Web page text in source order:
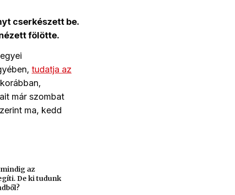
cserkészett be.
fölötte.
tudatja az
már szombat
ma, kedd
az
De ki tudunk